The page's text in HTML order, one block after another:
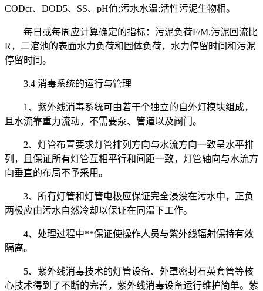
CODcr、DOD5、SS、pH值;污水水温;活性污泥生物相。
每日或每周应计算确定的指标：污泥负荷F/M,污泥回流比
R，二涫池的表面水力负荷和固体负荷，水力停留时间和污泥
停留时间。
3.4 消毒系统的运行与管理
1、紫外线消毒系统可由若干个独立的自外灯模块组成，
且水流靠重力流动，不需要泵、管道以及阀门。
2、灯管布置要求灯管排列方向与水流方向一致呈水平排
列，且保证所有灯管互相平行和间距一致，灯管轴向与水流方
向垂直的布局不予采用。
3、所有灯管和灯管电极应保证完全浸没在污水中，正负
两极应由污水自然冷却以保证在同温下工作。
4、处理过程中**保证使操作人员与紫外线辐射保持有效
隔离。
5、紫外线消毒技术的灯管设备、外罩密封石英套管等核
心技术得到了不断的完善，紫外线消毒设备运行维护简单。紫